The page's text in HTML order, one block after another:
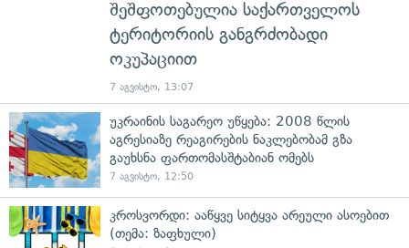
შეშფოთებულია საქართველოს
ტერიტორიის განგრძობადი
ოკუპაციით
7 აგვისტო, 13:07
უკრაინის საგარეო უწყება: 2008 წლის
აგრესიაზე რეაგირების ნაკლებობამ გზა
გაუხსნა ფართომასშტაბიან ომებს
7 აგვისტო, 12:50
კროსვორდი: ააწყვე სიტყვა არეული ასოებით
(თემა: ზაფხული)